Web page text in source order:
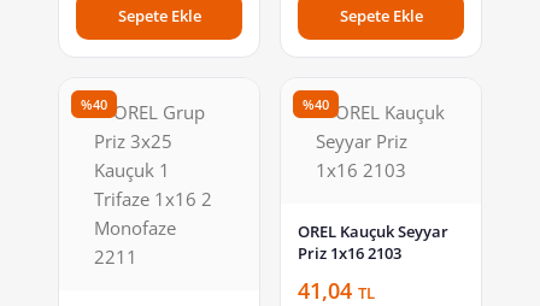
Sepete Ekle Sepete Ekle
%40 %40
OREL Kauçuk Seyyar
Priz 1x16 2103
41,04 TL